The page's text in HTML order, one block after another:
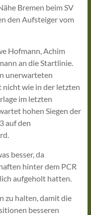
Bremen beim SV
den Aufsteiger vom
Hofmann, Achim
an die Startlinie.
unerwarteten
nicht wie in der letzten
im letzten
hohen Siegen der
auf den
besser, da
hinter dem PCR
aufgeholt hatten.
zu halten, damit die
besseren